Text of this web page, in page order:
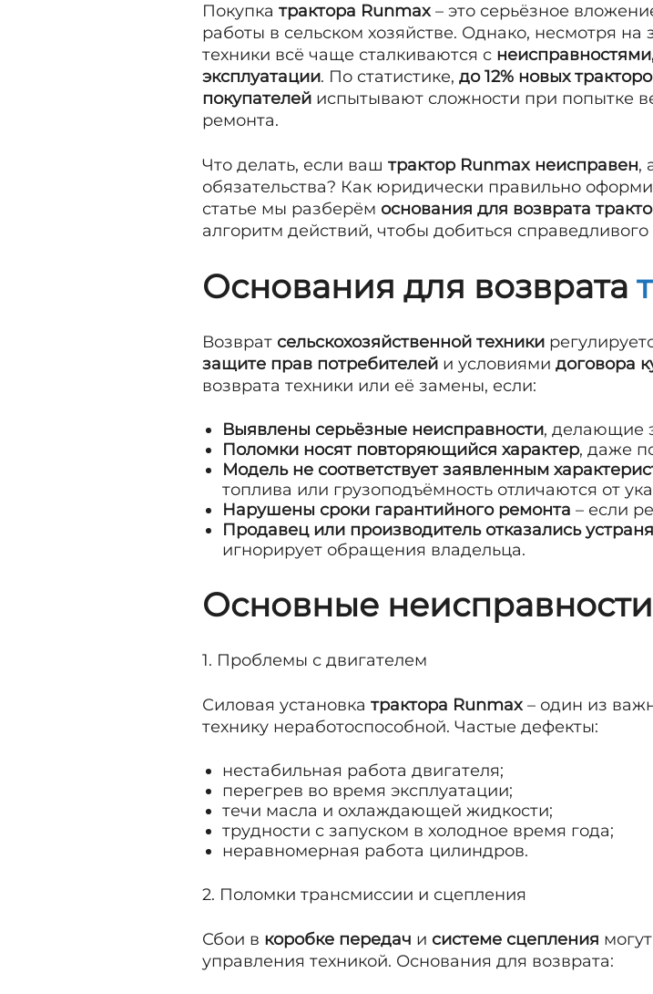
Покупка трактора Runmax– это серьёзное
работы в сельском хозяйстве. Однако, несмотря
техники всё чаще сталкиваются с
эксплуатации. По статистике, до 12% новых
покупателей испытывают сложности при попытке
ремонта.
Что делать, если ваш трактор Runmax неисправен,
обязательства? Как юридически правильно
статье мы разберём основания для возврата
алгоритм действий, чтобы добиться
Основания для возврата
Возврат сельскохозяйственной техники
защите прав потребителей и условиями договора
возврата техники или её замены, если:
Выявлены серьёзные неисправности, делающие
Поломки носят повторяющийся характер, даже
Модель не соответствует заявленным
топлива или грузоподъёмность отличаются от
Нарушены сроки гарантийного ремонта – если
Продавец или производитель отказались
игнорирует обращения владельца.
Основные неисправности
1. Проблемы с двигателем
Силовая установка трактора Runmax– один из
технику неработоспособной. Частые дефекты:
нестабильная работа двигателя;
перегрев во время эксплуатации;
течи масла и охлаждающей жидкости;
трудности с запуском в холодное время года;
неравномерная работа цилиндров.
2. Поломки трансмиссии и сцепления
Сбои в коробке передач и системе сцепления
управления техникой. Основания для возврата: